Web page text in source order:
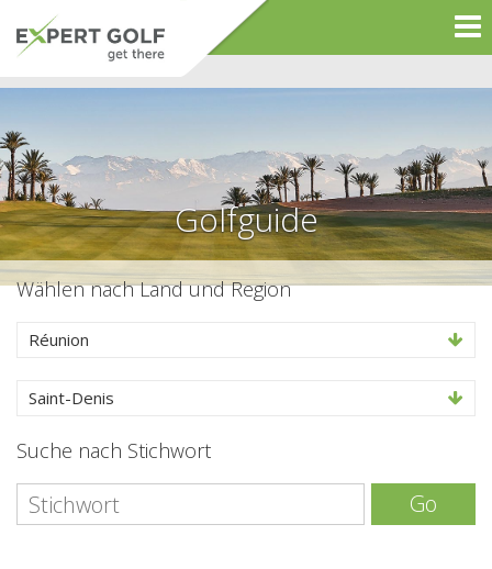
Golfguide
Wählen nach Land und Region
Réunion
Saint-Denis
Suche nach Stichwort
Go